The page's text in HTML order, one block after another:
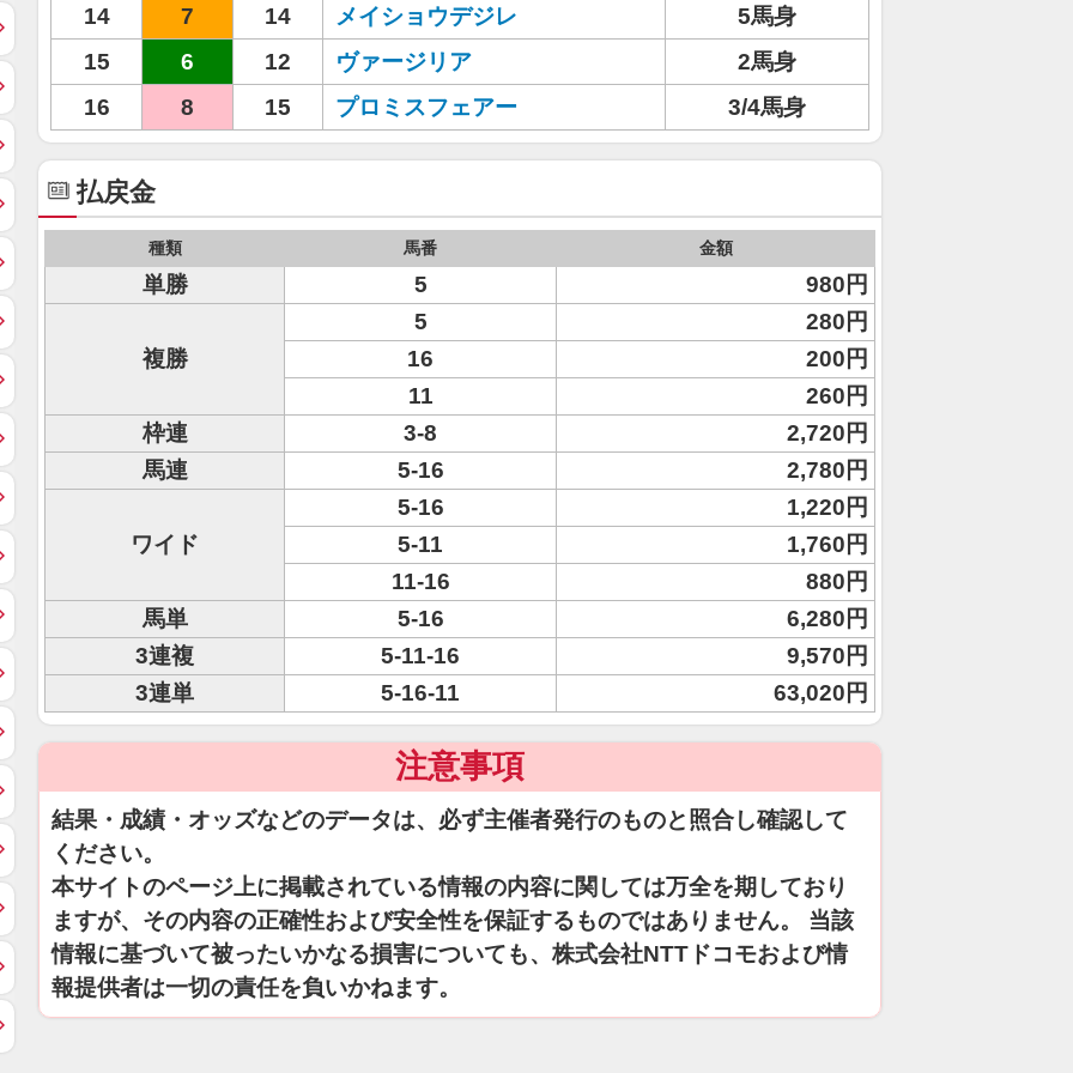
14 7 14 メイショウデジレ
5馬身
15
6 12 ヴァージリア
2馬身
16
8 15 プロミスフェアー 3/4馬身
払戻金
種類 馬番 金額
単勝 5 980円
複勝
5
280円
16
200円
11
260円
枠連
3-8
2,720円
馬連
5-16 2,780円
ワイド
5-16
1,220円
5-11
1,760円
11-16
880円
馬単
5-16
6,280円
3連複
5-11-16
9,570円
3連単
5-16-11 63,020円
注意事項
結果・成績・オッズなどのデータは、必ず主催者発行のものと照合し確認して
ください。
本サイトのページ上に掲載されている情報の内容に関しては万全を期しており
ますが、その内容の正確性および安全性を保証するものではありません。 当該
情報に基づいて被ったいかなる損害についても、株式会社NTTドコモおよび情
報提供者は一切の責任を負いかねます。